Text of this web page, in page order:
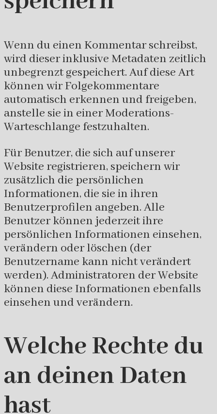
Wenn du einen Kommentar schreibst,
wird dieser inklusive Metadaten zeitlich
unbegrenzt gespeichert. Auf diese Art
können wir Folgekommentare
automatisch erkennen und freigeben,
anstelle sie in einer Moderations-
Warteschlange festzuhalten.
Für Benutzer, die sich auf unserer
Website registrieren, speichern wir
zusätzlich die persönlichen
Informationen, die sie in ihren
Benutzerprofilen angeben. Alle
Benutzer können jederzeit ihre
persönlichen Informationen einsehen,
verändern oder löschen (der
Benutzername kann nicht verändert
werden). Administratoren der Website
können diese Informationen ebenfalls
einsehen und verändern.
Welche Rechte du
an deinen Daten
hast